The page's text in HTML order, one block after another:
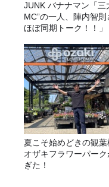
JUNK バナナマン「三大“小
MC”の一人、陣内智則
ほぼ同期トーク！！」
夏こそ始めどきの観葉
オザキフラワーパーク
ぎた！